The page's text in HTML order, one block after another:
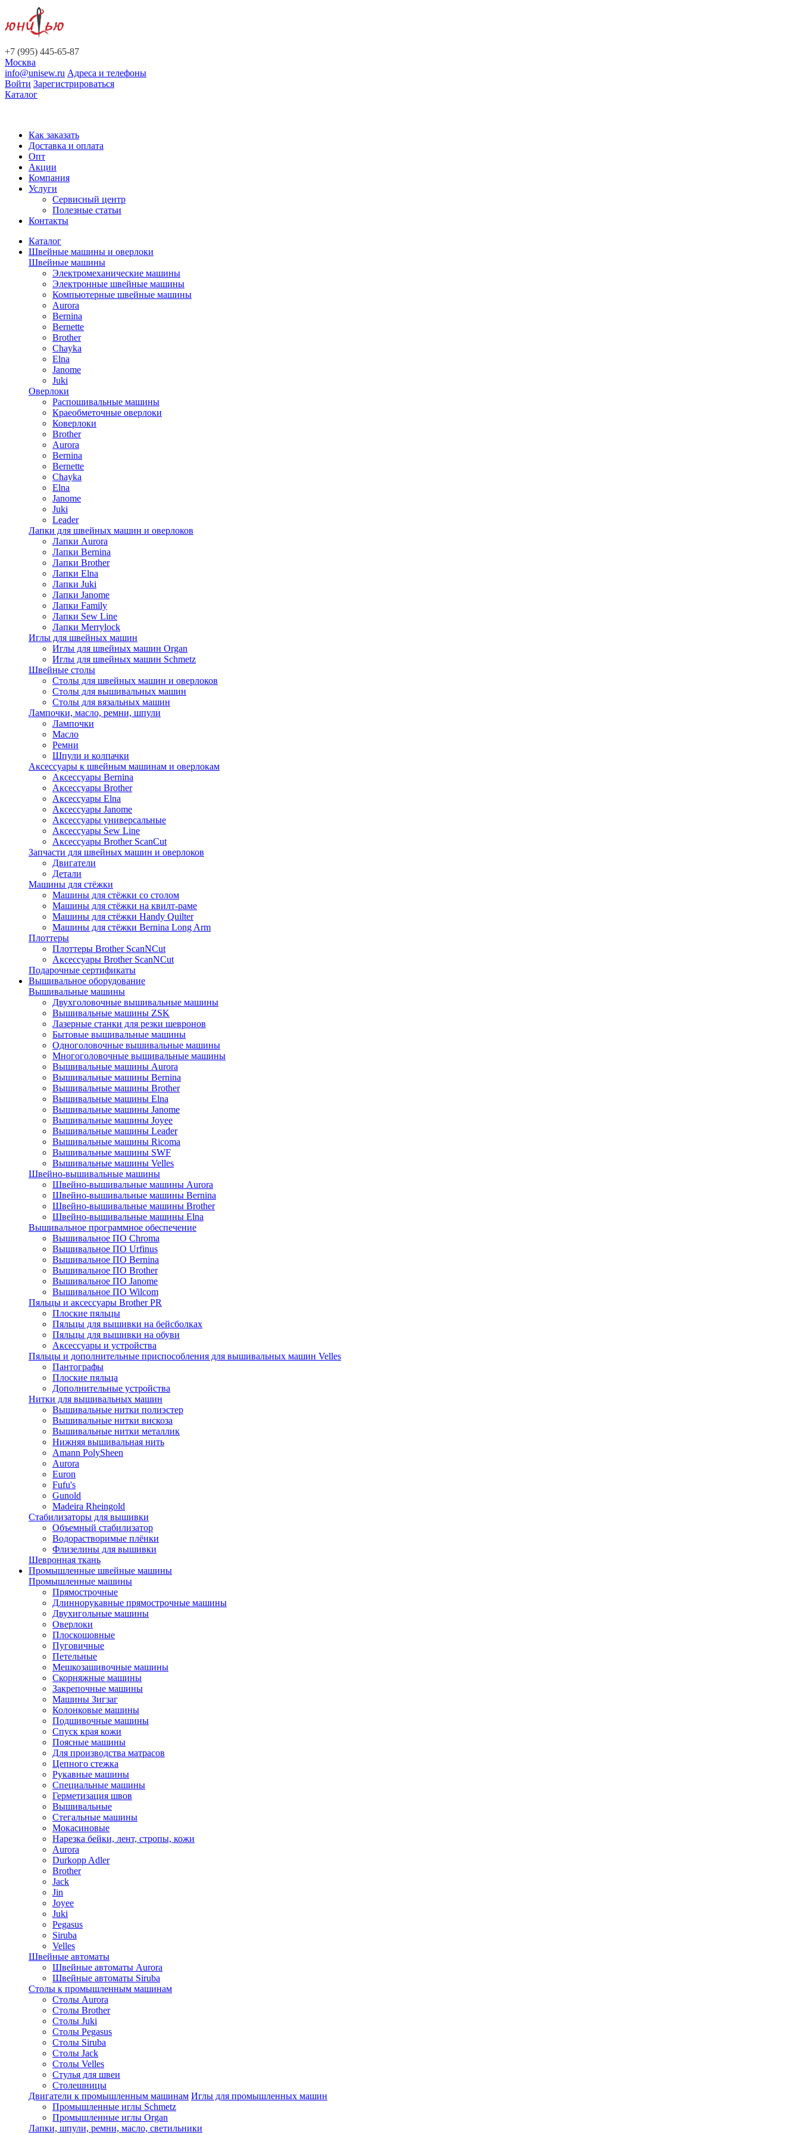
+7 (995) 445-65-87
Москва
info@unisew.ru Адреса и телефоны
Войти Зарегистрироваться
Каталог
Как заказать
Доставка и оплата
Опт
Акции
Компания
Услуги
Сервисный центр
Полезные статьи
Контакты
Каталог
Швейные машины и оверлоки
Швейные машины
Электромеханические машины
Электронные швейные машины
Компьютерные швейные машины
Aurora
Bernina
Bernette
Brother
Chayka
Elna
Janome
Juki
Оверлоки
Распошивальные машины
Краеобметочные оверлоки
Коверлоки
Brother
Aurora
Bernina
Bernette
Chayka
Elna
Janome
Juki
Leader
Лапки для швейных машин и оверлоков
Лапки Aurora
Лапки Bernina
Лапки Brother
Лапки Elna
Лапки Juki
Лапки Janome
Лапки Family
Лапки Sew Line
Лапки Merrylock
Иглы для швейных машин
Иглы для швейных машин Organ
Иглы для швейных машин Schmetz
Швейные столы
Столы для швейных машин и оверлоков
Столы для вышивальных машин
Столы для вязальных машин
Лампочки, масло, ремни, шпули
Лампочки
Масло
Ремни
Шпули и колпачки
Аксессуары к швейным машинам и оверлокам
Аксессуары Bernina
Аксессуары Brother
Аксессуары Elna
Аксессуары Janome
Аксессуары универсальные
Аксессуары Sew Line
Аксессуары Brother ScanCut
Запчасти для швейных машин и оверлоков
Двигатели
Детали
Машины для стёжки
Машины для стёжки со столом
Машины для стёжки на квилт-раме
Машины для стёжки Handy Quilter
Машины для стёжки Bernina Long Arm
Плоттеры
Плоттеры Brother ScanNCut
Аксессуары Brother ScanNCut
Подарочные сертификаты
Вышивальное оборудование
Вышивальные машины
Двухголовочные вышивальные машины
Вышивальные машины ZSK
Лазерные станки для резки шевронов
Бытовые вышивальные машины
Одноголовочные вышивальные машины
Многоголовочные вышивальные машины
Вышивальные машины Aurora
Вышивальные машины Bernina
Вышивальные машины Brother
Вышивальные машины Elna
Вышивальные машины Janome
Вышивальные машины Joyee
Вышивальные машины Leader
Вышивальные машины Ricoma
Вышивальные машины SWF
Вышивальные машины Velles
Швейно-вышивальные машины
Швейно-вышивальные машины Aurora
Швейно-вышивальные машины Bernina
Швейно-вышивальные машины Brother
Швейно-вышивальные машины Elna
Вышивальное программное обеспечение
Вышивальное ПО Chroma
Вышивальное ПО Urfinus
Вышивальное ПО Bernina
Вышивальное ПО Brother
Вышивальное ПО Janome
Вышивальное ПО Wilcom
Пяльцы и аксессуары Brother PR
Плоские пяльцы
Пяльцы для вышивки на бейсболках
Пяльцы для вышивки на обуви
Аксессуары и устройства
Пяльцы и дополнительные приспособления для вышивальных машин Velles
Пантографы
Плоские пяльца
Дополнительные устройства
Нитки для вышивальных машин
Вышивальные нитки полиэстер
Вышивальные нитки вискоза
Вышивальные нитки металлик
Нижняя вышивальная нить
Amann PolySheen
Aurora
Euron
Fufu's
Gunold
Madeira Rheingold
Стабилизаторы для вышивки
Объемный стабилизатор
Водорастворимые плёнки
Флизелины для вышивки
Шевронная ткань
Промышленные швейные машины
Промышленные машины
Прямострочные
Длиннорукавные прямострочные машины
Двухигольные машины
Оверлоки
Плоскошовные
Пуговичные
Петельные
Мешкозашивочные машины
Скорняжные машины
Закрепочные машины
Машины Зигзаг
Колонковые машины
Подшивочные машины
Спуск края кожи
Поясные машины
Для производства матрасов
Цепного стежка
Рукавные машины
Специальные машины
Герметизация швов
Вышивальные
Стегальные машины
Мокасиновые
Нарезка бейки, лент, стропы, кожи
Aurora
Durkopp Adler
Brother
Jack
Jin
Joyee
Juki
Pegasus
Siruba
Velles
Швейные автоматы
Швейные автоматы Aurora
Швейные автоматы Siruba
Столы к промышленным машинам
Столы Aurora
Столы Brother
Столы Juki
Столы Pegasus
Столы Siruba
Столы Jack
Столы Velles
Стулья для швеи
Столешницы
Двигатели к промышленным машинам Иглы для промышленных машин
Промышленные иглы Schmetz
Промышленные иглы Organ
Лапки, шпули, ремни, масло, светильники